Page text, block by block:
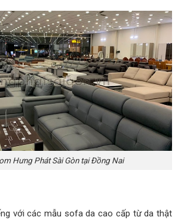
Hưng Phát Sài Gòn tại Đồng Nai
với các mẫu sofa da cao cấp từ da thật